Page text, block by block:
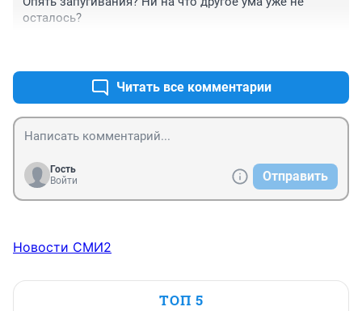
осталось?
Читать все комментарии
Гость
Войти
Отправить
Новости СМИ2
ТОП 5